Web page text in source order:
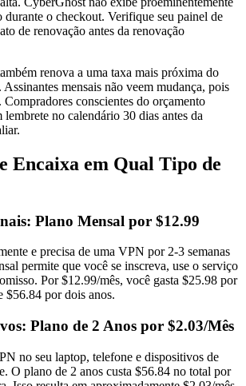
durante o checkout. Verifique seu painel de
de renovação antes da renovação
renova a uma taxa mais próxima do
mensais não veem mudança, pois
Compradores conscientes do orçamento
no calendário 30 dias antes da
Encaixa em Qual Tipo de
Plano Mensal por $12.99
e precisa de uma VPN por 2-3 semanas
permite que você se inscreva, use o serviço
Por $12.99/mês, você gasta $25.98 por
$56.84 por dois anos.
Plano de 2 Anos por $2.03/Mês
no seu laptop, telefone e dispositivos de
O plano de 2 anos custa $56.84 no total por